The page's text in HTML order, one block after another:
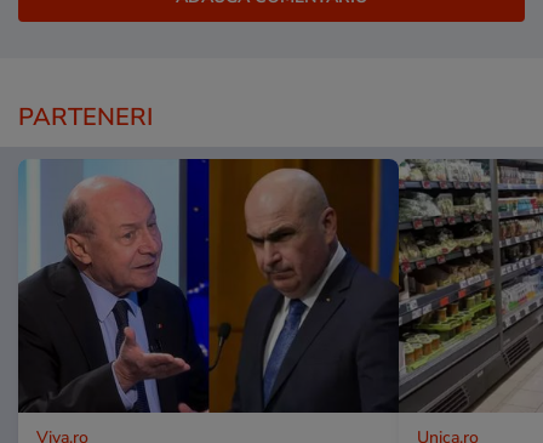
PARTENERI
Viva.ro Unica.ro